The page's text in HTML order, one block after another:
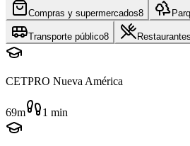
Compras y supermercados8
Transporte público8
CETPRO Nueva América
69m 1 min